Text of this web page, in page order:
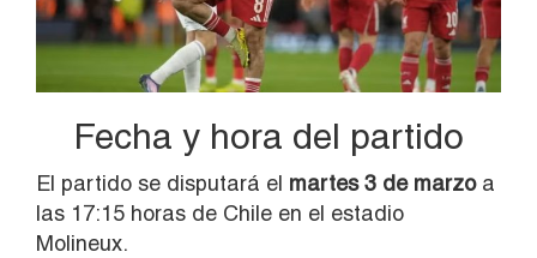
Fecha y hora del partido
El partido se disputará el martes 3 de marzoa
las 17:15 horas de Chile en el estadio
Molineux.